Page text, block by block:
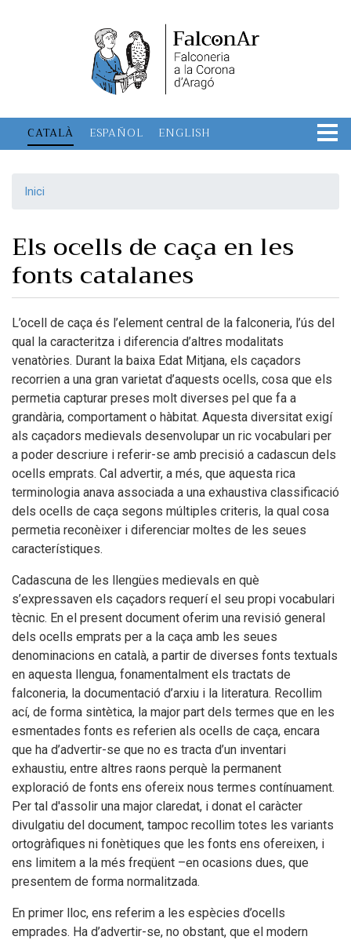
al
contingut
CATALÀ ESPAÑOL ENGLISH
Inici
Els ocells de caça en les
fonts catalanes
L’ocell de caça és l’element central de la falconeria, l’ús del
qual la caracteritza i diferencia d’altres modalitats
venatòries. Durant la baixa Edat Mitjana, els caçadors
recorrien a una gran varietat d’aquests ocells, cosa que els
permetia capturar preses molt diverses pel que fa a
grandària, comportament o hàbitat. Aquesta diversitat exigí
als caçadors medievals desenvolupar un ric vocabulari per
a poder descriure i referir-se amb precisió a cadascun dels
ocells emprats. Cal advertir, a més, que aquesta rica
terminologia anava associada a una exhaustiva classificació
dels ocells de caça segons múltiples criteris, la qual cosa
permetia reconèixer i diferenciar moltes de les seues
característiques.
Cadascuna de les llengües medievals en què
s’expressaven els caçadors requerí el seu propi vocabulari
tècnic. En el present document oferim una revisió general
dels ocells emprats per a la caça amb les seues
denominacions en català, a partir de diverses fonts textuals
en aquesta llengua, fonamentalment els tractats de
falconeria, la documentació d’arxiu i la literatura. Recollim
ací, de forma sintètica, la major part dels termes que en les
esmentades fonts es referien als ocells de caça, encara
que ha d’advertir-se que no es tracta d’un inventari
exhaustiu, entre altres raons perquè la permanent
exploració de fonts ens ofereix nous termes contínuament.
Per tal d'assolir una major claredat, i donat el caràcter
divulgatiu del document, tampoc recollim totes les variants
ortogràfiques ni fonètiques que les fonts ens ofereixen, i
ens limitem a la més freqüent –en ocasions dues, que
presentem de forma normalitzada.
En primer lloc, ens referim a les espècies d’ocells
emprades. Ha d’advertir-se, no obstant, que el modern